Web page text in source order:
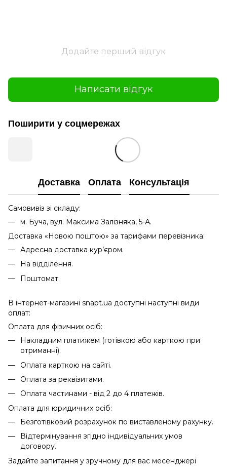
Додайте перший відгук
Написати відгук
Поширити у соцмережах
Доставка Оплата Консультація
Самовивіз зі складу:
м. Буча, вул. Максима Залізняка, 5-А.
Доставка «Новою поштою» за тарифами перевізника:
Адресна доставка кур’єром.
На відділення.
Поштомат.
В інтернет-магазині snapt.ua доступні наступні види
оплат:
Оплата для фізичних осіб:
Накладним платижем (готівкою або карткою при
отриманні).
Оплата карткою на сайті.
Оплата за реквізитами.
Оплата частинами - від 2 до 4 платежів.
Оплата для юридичних осіб:
Безготівковий розрахунок по виставленому рахунку.
Відтермінування згідно індивідуальних умов
договору.
Задайте запитання у зручному для вас месенджері